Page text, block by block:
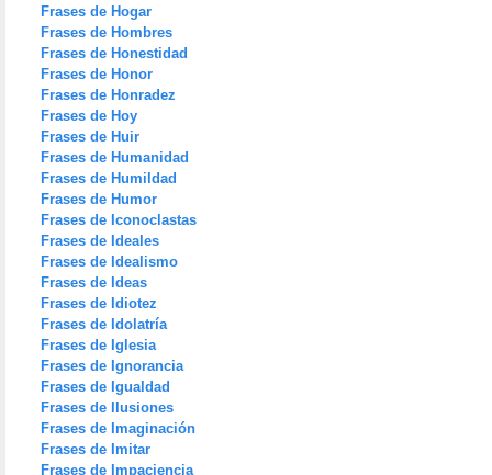
Frases de Hogar
Frases de Hombres
Frases de Honestidad
Frases de Honor
Frases de Honradez
Frases de Hoy
Frases de Huir
Frases de Humanidad
Frases de Humildad
Frases de Humor
Frases de Iconoclastas
Frases de Ideales
Frases de Idealismo
Frases de Ideas
Frases de Idiotez
Frases de Idolatría
Frases de Iglesia
Frases de Ignorancia
Frases de Igualdad
Frases de Ilusiones
Frases de Imaginación
Frases de Imitar
Frases de Impaciencia